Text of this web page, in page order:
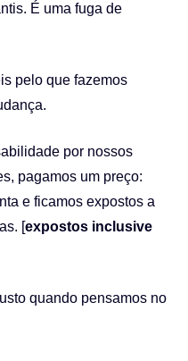
É uma fuga de
pelo que fazemos
por nossos
pagamos um preço:
e ficamos expostos a
[expostos inclusive
quando pensamos no